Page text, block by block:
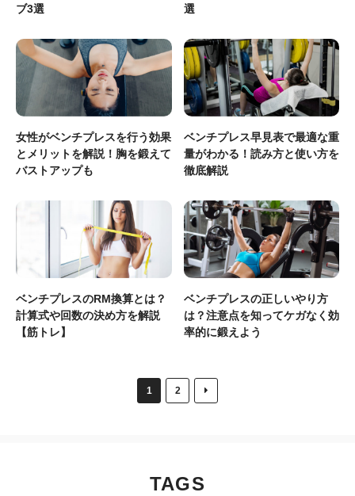
ブ3選
選
女性がベンチプレスを行う効果
とメリットを解説！胸を鍛えて
バストアップも
ベンチプレス早見表で最適な重
量がわかる！読み方と使い方を
徹底解説
ベンチプレスのRM換算とは？
計算式や回数の決め方を解説
【筋トレ】
ベンチプレスの正しいやり方
は？注意点を知ってケガなく効
率的に鍛えよう
1 2
TAGS